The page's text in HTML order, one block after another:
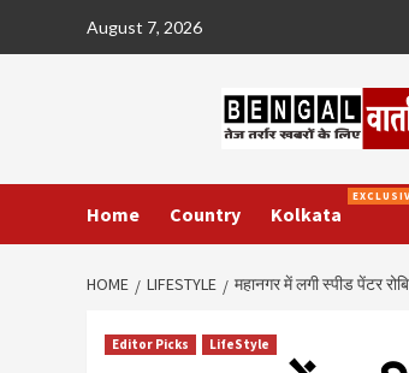
August 7, 2026
Home Country Kolkata
HOME LIFESTYLE महानगर में लगी स्पीड पेंटर
Editor Picks LifeStyle